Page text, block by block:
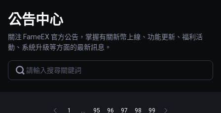
公告中心
關注 FameEX 官方公告，掌握有關新幣上線、功能更新、福利活
動、系統升級等方面的最新訊息。
1 ... 95 96 97 98 99